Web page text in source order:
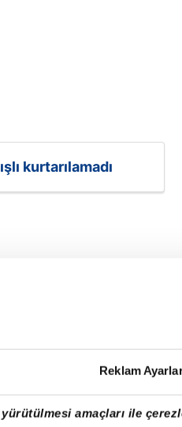
Reklam
amaçları ile
kurtarılamadı